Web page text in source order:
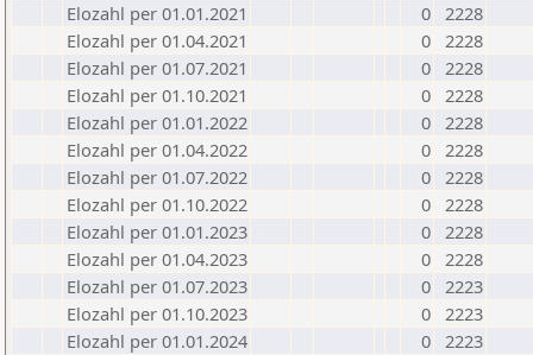
Elozahl per 01.01.2021
0 2228
Elozahl per 01.04.2021
0 2228
Elozahl per 01.07.2021
0 2228
Elozahl per 01.10.2021
0 2228
Elozahl per 01.01.2022
0 2228
Elozahl per 01.04.2022
0 2228
Elozahl per 01.07.2022
0 2228
Elozahl per 01.10.2022
0 2228
Elozahl per 01.01.2023
0 2228
Elozahl per 01.04.2023
0 2228
Elozahl per 01.07.2023
0 2223
Elozahl per 01.10.2023
0 2223
Elozahl per 01.01.2024
0 2223